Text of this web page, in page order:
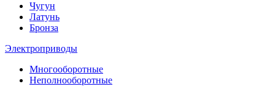
Чугун
Латунь
Бронза
Электроприводы
Многооборотные
Неполнооборотные